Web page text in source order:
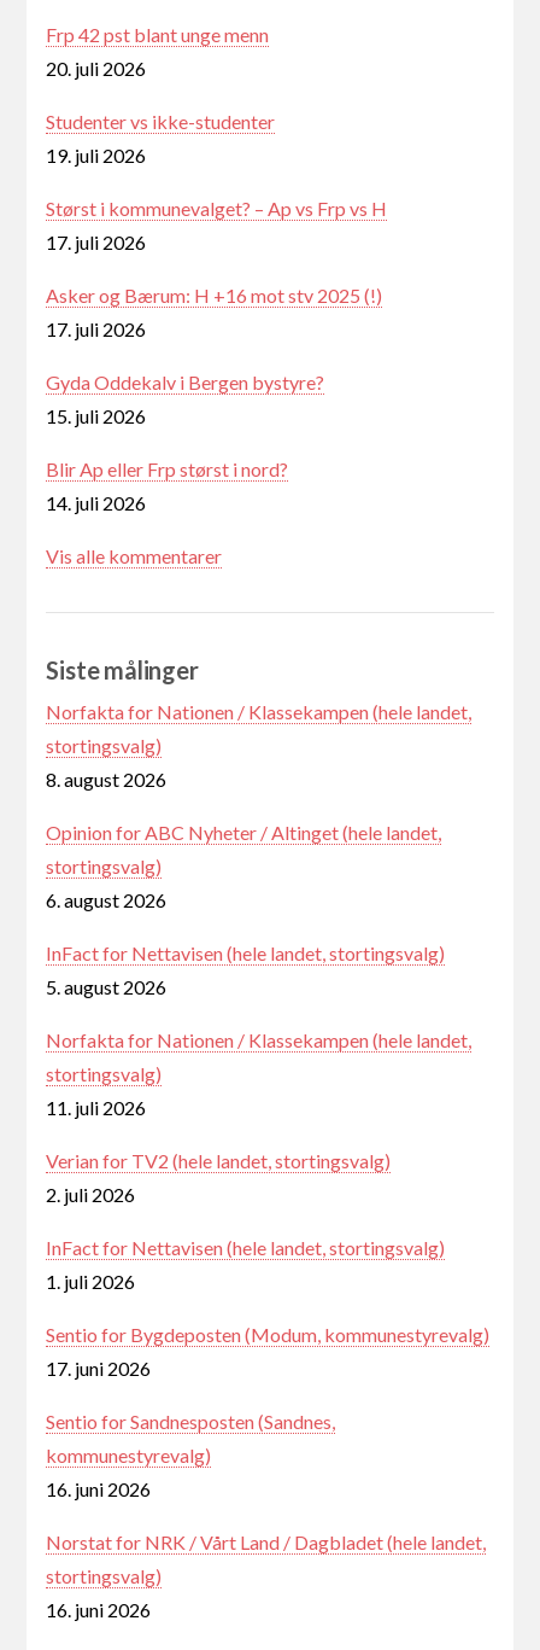
Frp 42 pst blant unge menn
20. juli 2026
Studenter vs ikke-studenter
19. juli 2026
Størst i kommunevalget? – Ap vs Frp vs H
17. juli 2026
Asker og Bærum: H +16 mot stv 2025 (!)
17. juli 2026
Gyda Oddekalv i Bergen bystyre?
15. juli 2026
Blir Ap eller Frp størst i nord?
14. juli 2026
Vis alle kommentarer
Siste målinger
Norfakta for Nationen / Klassekampen (hele landet,
stortingsvalg)
8. august 2026
Opinion for ABC Nyheter / Altinget (hele landet,
stortingsvalg)
6. august 2026
InFact for Nettavisen (hele landet, stortingsvalg)
5. august 2026
Norfakta for Nationen / Klassekampen (hele landet,
stortingsvalg)
11. juli 2026
Verian for TV2 (hele landet, stortingsvalg)
2. juli 2026
InFact for Nettavisen (hele landet, stortingsvalg)
1. juli 2026
Sentio for Bygdeposten (Modum, kommunestyrevalg)
17. juni 2026
Sentio for Sandnesposten (Sandnes,
kommunestyrevalg)
16. juni 2026
Norstat for NRK / Vårt Land / Dagbladet (hele landet,
stortingsvalg)
16. juni 2026